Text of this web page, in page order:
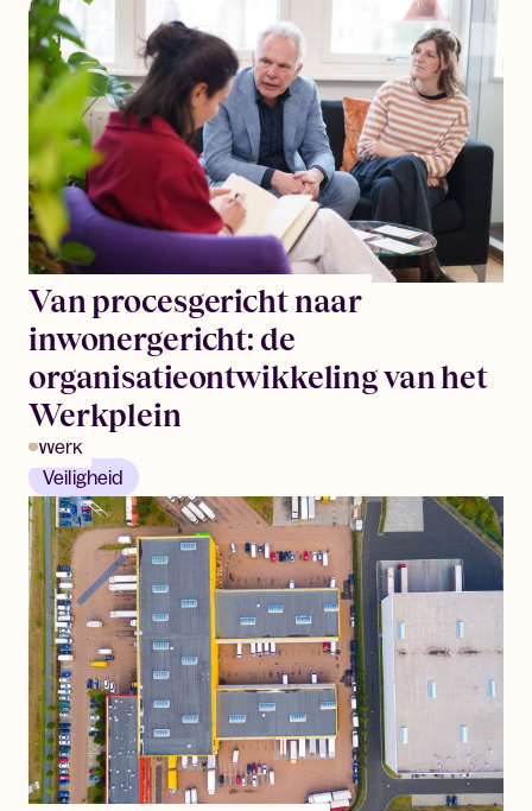
Veiligheid
Van procesgericht naar
inwonergericht: de
organisatieontwikkeling van het
Werkplein
Werk